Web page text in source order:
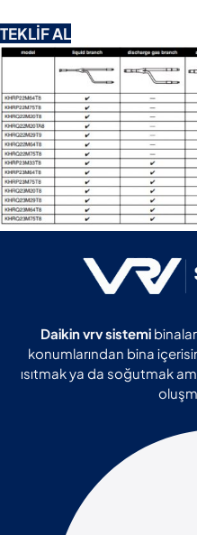
TEKLİF AL
Daikin vrv sistemi
konumlarından bina
ısıtmak ya da soğutmak